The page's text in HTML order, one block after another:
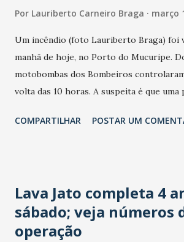
Por Lauriberto Carneiro Braga março
Um incêndio (foto Lauriberto Braga) foi
manhã de hoje, no Porto do Mucuripe.
motobombas dos Bombeiros
volta das 10 horas. A suspeita é que
dos moinhos de trigo. Não houve
8h30 para um incêndio no porto do
de um aglomerado de pneus velhos
ocasionou uma fumaça muito densa e
COMPARTILHAR POSTAR UM
Lava Jato completa 4
sábado; veja números
operação